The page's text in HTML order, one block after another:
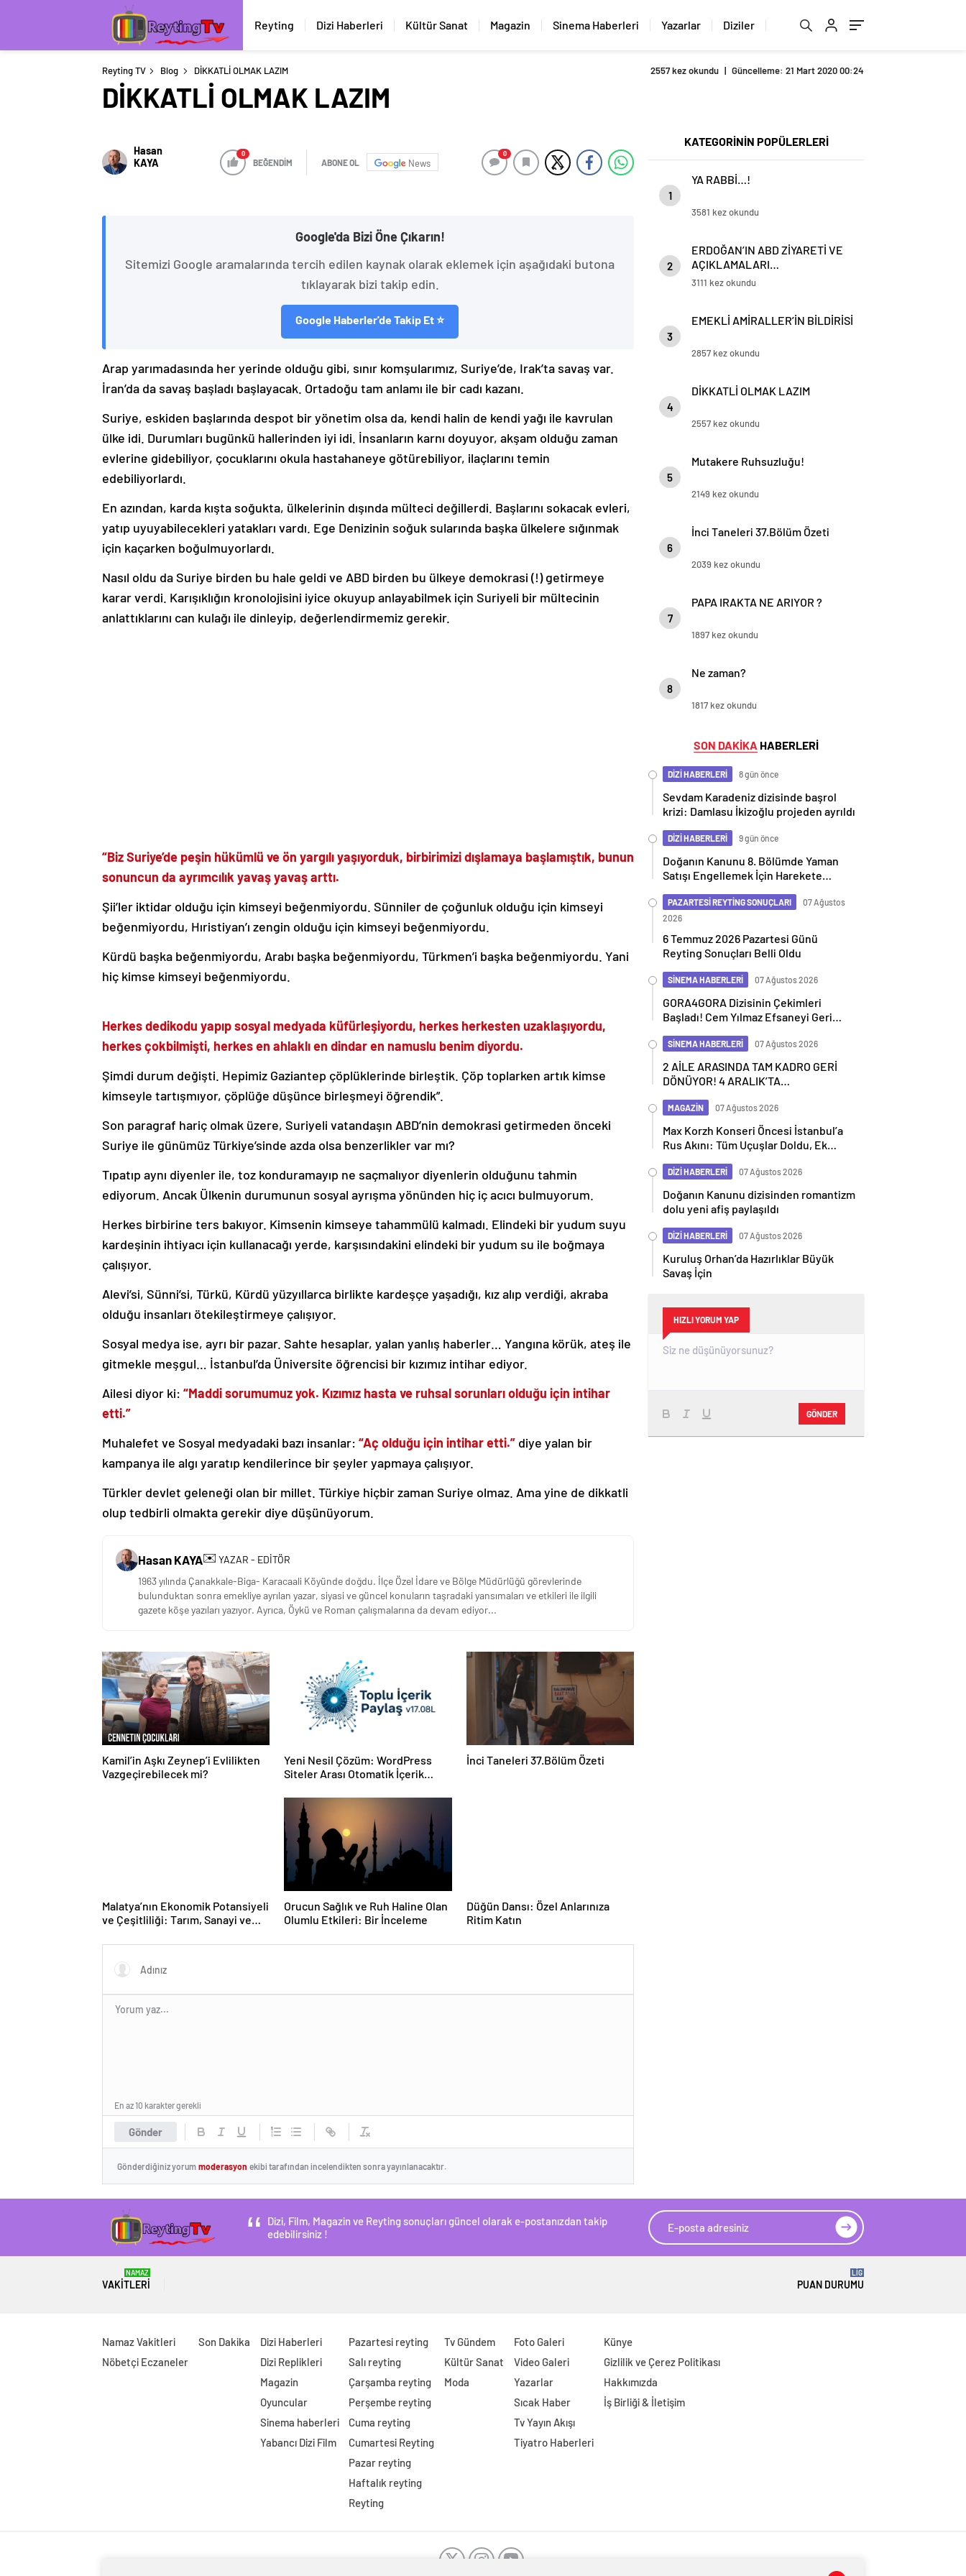
Reyting Dizi Haberleri Kültür Sanat Magazin Sinema Haberleri Yazarlar Diziler
Reyting TV Blog DİKKATLİ OLMAK LAZIM 2557 kez okundu | Güncelleme: 21 Mart 2020 00:24
DİKKATLİ OLMAK LAZIM
Hasan
KAYA
0
BEĞENDİM ABONE OL News
0
Google'da Bizi Öne Çıkarın!
Sitemizi Google aramalarında tercih edilen kaynak olarak eklemek için aşağıdaki butona
tıklayarak bizi takip edin.
Google Haberler'de Takip Et ⭐
Arap yarımadasında her yerinde olduğu gibi, sınır komşularımız, Suriye’de, Irak’ta savaş var.
İran’da da savaş başladı başlayacak. Ortadoğu tam anlamı ile bir cadı kazanı.
Suriye, eskiden başlarında despot bir yönetim olsa da, kendi halin de kendi yağı ile kavrulan
ülke idi. Durumları bugünkü hallerinden iyi idi. İnsanların karnı doyuyor, akşam olduğu zaman
evlerine gidebiliyor, çocuklarını okula hastahaneye götürebiliyor, ilaçlarını temin
edebiliyorlardı.
En azından, karda kışta soğukta, ülkelerinin dışında mülteci değillerdi. Başlarını sokacak evleri,
yatıp uyuyabilecekleri yatakları vardı. Ege Denizinin soğuk sularında başka ülkelere sığınmak
için kaçarken boğulmuyorlardı.
Nasıl oldu da Suriye birden bu hale geldi ve ABD birden bu ülkeye demokrasi (!) getirmeye
karar verdi. Karışıklığın kronolojisini iyice okuyup anlayabilmek için Suriyeli bir mültecinin
anlattıklarını can kulağı ile dinleyip, değerlendirmemiz gerekir.
“Biz Suriye’de peşin hükümlü ve ön yargılı yaşıyorduk, birbirimizi dışlamaya başlamıştık, bunun
sonuncun da ayrımcılık yavaş yavaş arttı.
Şii’ler iktidar olduğu için kimseyi beğenmiyordu. Sünniler de çoğunluk olduğu için kimseyi
beğenmiyordu, Hıristiyan’ı zengin olduğu için kimseyi beğenmiyordu.
Kürdü başka beğenmiyordu, Arabı başka beğenmiyordu, Türkmen’i başka beğenmiyordu. Yani
hiç kimse kimseyi beğenmiyordu.
Herkes dedikodu yapıp sosyal medyada küfürleşiyordu, herkes herkesten uzaklaşıyordu,
herkes çokbilmişti, herkes en ahlaklı en dindar en namuslu benim diyordu.
Şimdi durum değişti. Hepimiz Gaziantep çöplüklerinde birleştik. Çöp toplarken artık kimse
kimseyle tartışmıyor, çöplüğe düşünce birleşmeyi öğrendik”.
Son paragraf hariç olmak üzere, Suriyeli vatandaşın ABD’nin demokrasi getirmeden önceki
Suriye ile günümüz Türkiye’sinde azda olsa benzerlikler var mı?
Tıpatıp aynı diyenler ile, toz konduramayıp ne saçmalıyor diyenlerin olduğunu tahmin
ediyorum. Ancak Ülkenin durumunun sosyal ayrışma yönünden hiç iç acıcı bulmuyorum.
Herkes birbirine ters bakıyor. Kimsenin kimseye tahammülü kalmadı. Elindeki bir yudum suyu
kardeşinin ihtiyacı için kullanacağı yerde, karşısındakini elindeki bir yudum su ile boğmaya
çalışıyor.
Alevi’si, Sünni’si, Türkü, Kürdü yüzyıllarca birlikte kardeşçe yaşadığı, kız alıp verdiği, akraba
olduğu insanları ötekileştirmeye çalışıyor.
Sosyal medya ise, ayrı bir pazar. Sahte hesaplar, yalan yanlış haberler… Yangına körük, ateş ile
gitmekle meşgul… İstanbul’da Üniversite öğrencisi bir kızımız intihar ediyor.
Ailesi diyor ki: “Maddi sorumumuz yok. Kızımız hasta ve ruhsal sorunları olduğu için intihar
etti.”
Muhalefet ve Sosyal medyadaki bazı insanlar: “Aç olduğu için intihar etti.” diye yalan bir
kampanya ile algı yaratıp kendilerince bir şeyler yapmaya çalışıyor.
Türkler devlet geleneği olan bir millet. Türkiye hiçbir zaman Suriye olmaz. Ama yine de dikkatli
olup tedbirli olmakta gerekir diye düşünüyorum.
Hasan KAYA✉️ YAZAR - EDİTÖR
1963 yılında Çanakkale-Biga- Karacaali Köyünde doğdu. İlçe Özel İdare ve Bölge Müdürlüğü görevlerinde
bulunduktan sonra emekliye ayrılan yazar, siyasi ve güncel konuların taşradaki yansımaları ve etkileri ile ilgili
gazete köşe yazıları yazıyor. Ayrıca, Öykü ve Roman çalışmalarına da devam ediyor...
Kamil’in Aşkı Zeynep’i Evlilikten
Vazgeçirebilecek mi?
Yeni Nesil Çözüm: WordPress
Siteler Arası Otomatik İçerik
İnci Taneleri 37.Bölüm Özeti
Malatya’nın Ekonomik Potansiyeli
ve Çeşitliliği: Tarım, Sanayi ve
Orucun Sağlık ve Ruh Haline Olan
Olumlu Etkileri: Bir İnceleme
Düğün Dansı: Özel Anlarınıza
Ritim Katın
Gönder
En az 10 karakter gerekli
Gönderdiğiniz yorum moderasyon ekibi tarafından incelendikten sonra yayınlanacaktır.
KATEGORİNİN POPÜLERLERİ
1
YA RABBİ…!
3581 kez okundu
2
ERDOĞAN’IN ABD ZİYARETİ VE
AÇIKLAMALARI…
3111 kez okundu
3
EMEKLİ AMİRALLER’İN BİLDİRİSİ
2857 kez okundu
4
DİKKATLİ OLMAK LAZIM
2557 kez okundu
5
Mutakere Ruhsuzluğu!
2149 kez okundu
6
İnci Taneleri 37.Bölüm Özeti
2039 kez okundu
7
PAPA IRAKTA NE ARIYOR ?
1897 kez okundu
8
Ne zaman?
1817 kez okundu
SON DAKİKA HABERLERİ
DİZİ HABERLERİ 8 gün önce
Sevdam Karadeniz dizisinde başrol
krizi: Damlasu İkizoğlu projeden ayrıldı
DİZİ HABERLERİ 9 gün önce
Doğanın Kanunu 8. Bölümde Yaman
Satışı Engellemek İçin Harekete
PAZARTESİ REYTİNG SONUÇLARI
07 Ağustos
2026
6 Temmuz 2026 Pazartesi Günü
Reyting Sonuçları Belli Oldu
SİNEMA HABERLERİ 07 Ağustos 2026
GORA4GORA Dizisinin Çekimleri
Başladı! Cem Yılmaz Efsaneyi Geri
SİNEMA HABERLERİ 07 Ağustos 2026
2 AİLE ARASINDA TAM KADRO GERİ
DÖNÜYOR! 4 ARALIK’TA
MAGAZİN 07 Ağustos 2026
Max Korzh Konseri Öncesi İstanbul’a
Rus Akını: Tüm Uçuşlar Doldu, Ek
DİZİ HABERLERİ 07 Ağustos 2026
Doğanın Kanunu dizisinden romantizm
dolu yeni afiş paylaşıldı
DİZİ HABERLERİ 07 Ağustos 2026
Kuruluş Orhan’da Hazırlıklar Büyük
Savaş İçin
HIZLI YORUM YAP
GÖNDER
Dizi, Film, Magazin ve Reyting sonuçları güncel olarak e-postanızdan takip
edebilirsiniz !
VAKITLERI
NAMAZ
PUAN DURUMU
LİG
Namaz Vakitleri
Nöbetçi Eczaneler
Son Dakika
Dizi Haberleri
Dizi Replikleri
Magazin
Oyuncular
Sinema haberleri
Yabancı Dizi Film
Pazartesi reyting
Salı reyting
Çarşamba reyting
Perşembe reyting
Cuma reyting
Cumartesi Reyting
Pazar reyting
Haftalık reyting
Reyting
Tv Gündem
Kültür Sanat
Moda
Foto Galeri
Video Galeri
Yazarlar
Sıcak Haber
Tv Yayın Akışı
Tiyatro Haberleri
Künye
Gizlilik ve Çerez Politikası
Hakkımızda
İş Birliği & İletişim